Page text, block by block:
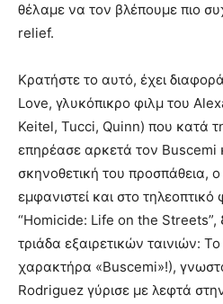
θέλαμε να τον βλέπουμε πιο
relief.
Κρατήστε το αυτό, έχει
Love, γλυκόπικρο φιλμ του
Keitel, Tucci, Quinn) που κατά
επηρέασε αρκετά τον Buscemi
σκηνοθετική του προσπάθεια,
εμφανιστεί και στο τηλεοπτικό
“Homicide: Life on the Streets”,
τριάδα εξαιρετικών ταινιών:
χαρακτήρα «Buscemi»!),
Rodriguez γύρισε με λεφτά